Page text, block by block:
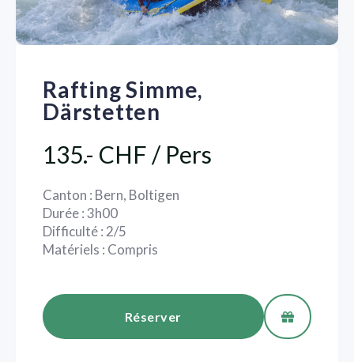
Rafting Simme,
Därstetten
135.- CHF / Pers
Canton : Bern, Boltigen
Durée : 3h00
Difficulté : 2/5
Matériels : Compris
Réserver